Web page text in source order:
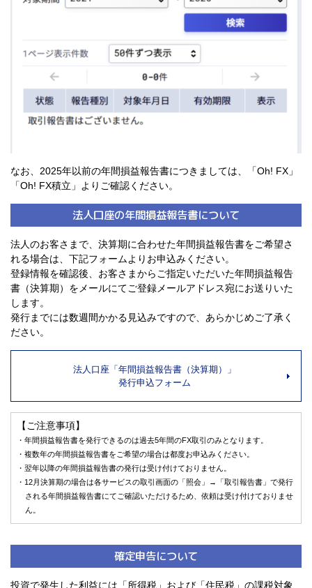
なお、2025年以前の年間損益報告書につきましては、「Oh! FX」
「Oh! FX積立」よりご確認ください。
法人口座の年間損益報告書について
法人のお客さまで、決算期に合わせた年間損益報告書をご希望さ
れる場合は、下記フォームよりお申込みください。
登録情報を確認後、お客さまからご指定いただいた年間損益報告
書（決算期）をメールにてご登録メールアドレス宛にお送りいた
します。
発行までには数週間かかる見込みですので、あらかじめご了承く
ださい。
法人口座「年間損益報告書（決算期）」
発行申込フォーム
【ご注意事項】
・年間損益報告書を発行できるのは過去5年間のFX取引のみとなります。
・複数年の年間損益報告書をご希望の場合は都度お申込みください。
・翌年以降の年間損益報告書の発行は受け付けておりません。
・12月決算期の場合は各サービスの取引画面の「照会」→「取引報告書」で発行
される年間損益報告書にてご確認いただけるため、 依頼は受け付けておりませ
ん。
確定申告について
投資で発生した利益には「所得税」および「住民税」の課税対象